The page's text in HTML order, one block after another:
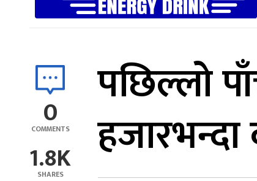
0
COMMENTS
1.8K
SHARES
पछिल्लो
हजारभन्दा